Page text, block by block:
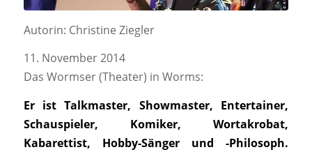
Autorin: Christine Ziegler
11. November 2014
Das Wormser (Theater) in Worms:
Er ist Talkmaster, Showmaster, Entertainer,
Schauspieler, Komiker, Wortakrobat,
Kabarettist, Hobby-Sänger und -Philosoph.